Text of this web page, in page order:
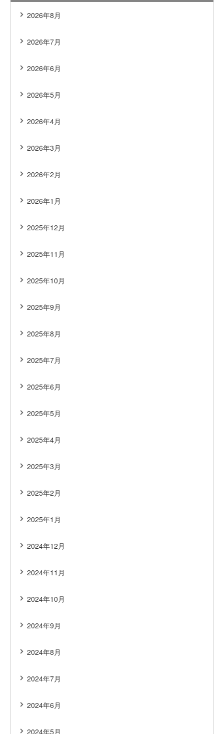
2026年8月
2026年7月
2026年6月
2026年5月
2026年4月
2026年3月
2026年2月
2026年1月
2025年12月
2025年11月
2025年10月
2025年9月
2025年8月
2025年7月
2025年6月
2025年5月
2025年4月
2025年3月
2025年2月
2025年1月
2024年12月
2024年11月
2024年10月
2024年9月
2024年8月
2024年7月
2024年6月
2024年5月